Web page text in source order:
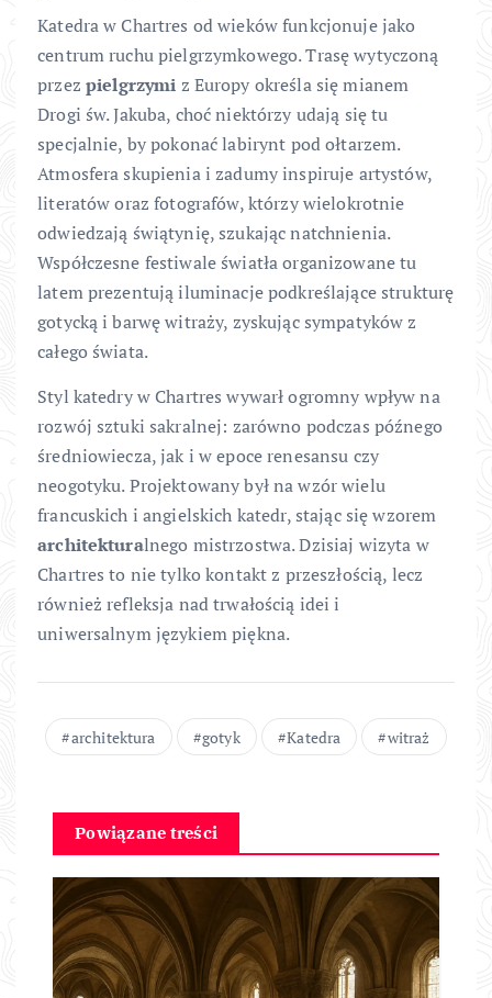
Katedra w Chartres od wieków funkcjonuje jako
centrum ruchu pielgrzymkowego. Trasę wytyczoną
przez pielgrzymi z Europy określa się mianem
Drogi św. Jakuba, choć niektórzy udają się tu
specjalnie, by pokonać labirynt pod ołtarzem.
Atmosfera skupienia i zadumy inspiruje artystów,
literatów oraz fotografów, którzy wielokrotnie
odwiedzają świątynię, szukając natchnienia.
Współczesne festiwale światła organizowane tu
latem prezentują iluminacje podkreślające strukturę
gotycką i barwę witraży, zyskując sympatyków z
całego świata.
Styl katedry w Chartres wywarł ogromny wpływ na
rozwój sztuki sakralnej: zarówno podczas późnego
średniowiecza, jak i w epoce renesansu czy
neogotyku. Projektowany był na wzór wielu
francuskich i angielskich katedr, stając się wzorem
architekturalnego mistrzostwa. Dzisiaj wizyta w
Chartres to nie tylko kontakt z przeszłością, lecz
również refleksja nad trwałością idei i
uniwersalnym językiem piękna.
architektura gotyk Katedra witraż
Powiązane treści